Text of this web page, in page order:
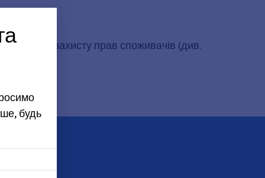
та захисту прав споживачів (див.
будь